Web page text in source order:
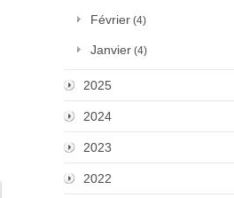
Février (4)
Janvier (4)
2025
2024
2023
2022